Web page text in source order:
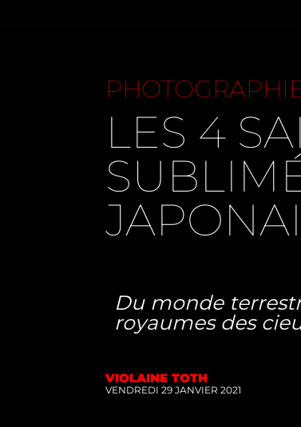
LES 4
Du monde
royaumes des
VIOLAINE TOTH
VENDREDI 29 JANVIER 2021